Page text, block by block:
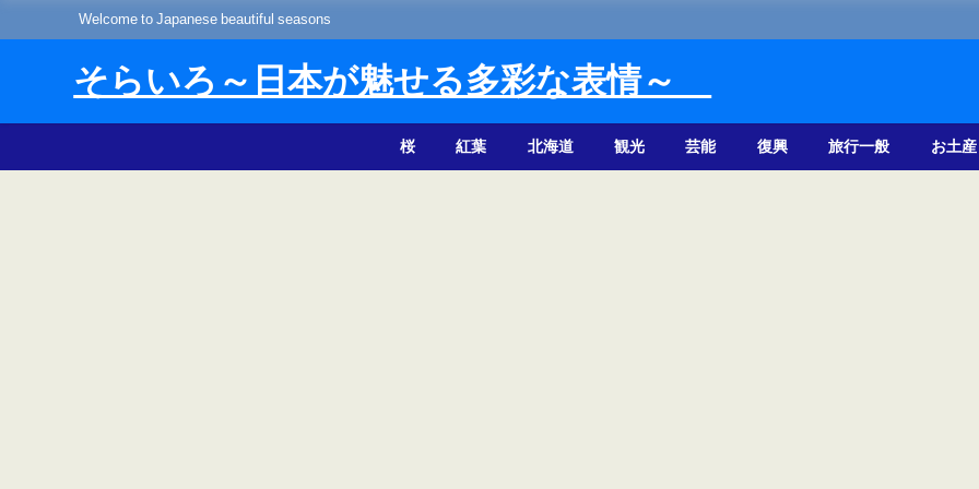
Welcome to Japanese beautiful seasons
そらいろ～日本が魅せる多彩な表情～
桜 紅葉 北海道 観光 芸能 復興 旅行一般 お土